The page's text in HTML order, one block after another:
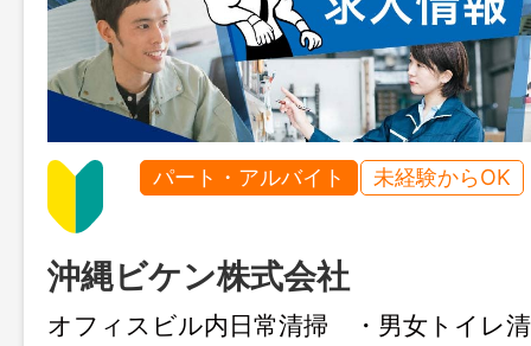
パート・アルバイト 未経験からOK
沖縄ビケン株式会社
オフィスビル内日常清掃 ・男女トイレ